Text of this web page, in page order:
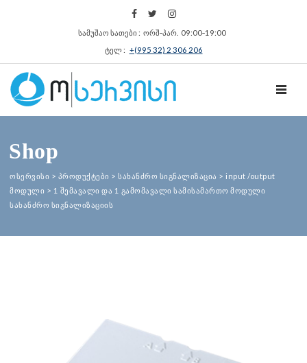
სამუშაო სათები : ორშ‑პარ. 09:00‑19:00
ტელ : +(995 32) 2 306 206
Shop
ოსერვისი > პროდუქტები > სახანძრო სიგნალიზაცია > input /output
მოდული > 1 შემავალი და 1 გამომავალი სამისამართო მოდული
სახანძრო სიგნალიზაციის